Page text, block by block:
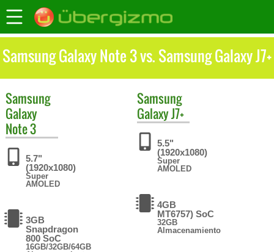
Samsung Galaxy Note 3 vs. Samsung Galaxy J7+
Samsung
Galaxy
Note 3
5.7"
(1920x1080)
Super
AMOLED
3GB
Snapdragon
800 SoC
16GB/32GB/64GB
Samsung
Galaxy J7+
5.5"
(1920x1080)
Super
AMOLED
4GB
MT6757) SoC
32GB
Almacenamiento